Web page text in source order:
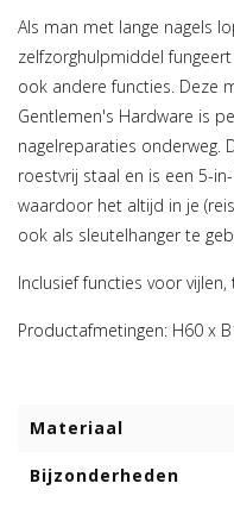
Als man met lange nagels
zelfzorghulpmiddel
ook andere functies. Deze
Gentlemen's Hardware is
nagelreparaties onderweg.
roestvrij staal en is een 5-
waardoor het altijd in je
ook als sleutelhanger te
Inclusief functies voor
Productafmetingen: H60 x
Materiaal
Bijzonderheden